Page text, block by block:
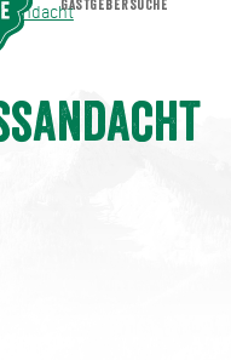
GASTGEBERSUCHE